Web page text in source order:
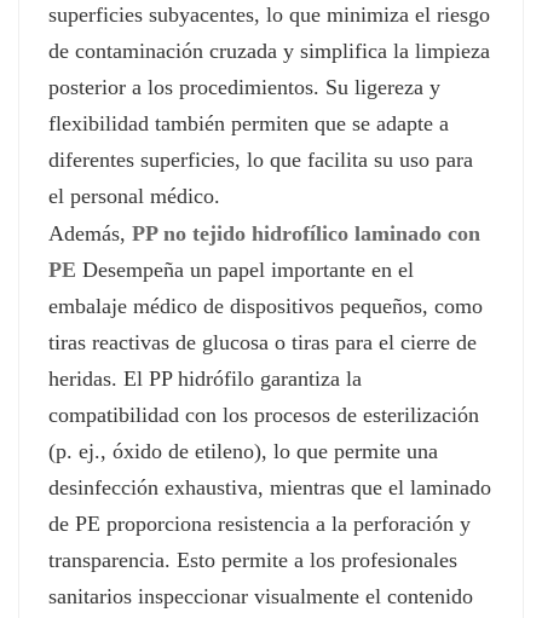
superficies subyacentes, lo que minimiza el riesgo
de contaminación cruzada y simplifica la limpieza
posterior a los procedimientos. Su ligereza y
flexibilidad también permiten que se adapte a
diferentes superficies, lo que facilita su uso para
el personal médico.
Además, PP no tejido hidrofílico laminado con
PE Desempeña un papel importante en el
embalaje médico de dispositivos pequeños, como
tiras reactivas de glucosa o tiras para el cierre de
heridas. El PP hidrófilo garantiza la
compatibilidad con los procesos de esterilización
(p. ej., óxido de etileno), lo que permite una
desinfección exhaustiva, mientras que el laminado
de PE proporciona resistencia a la perforación y
transparencia. Esto permite a los profesionales
sanitarios inspeccionar visualmente el contenido